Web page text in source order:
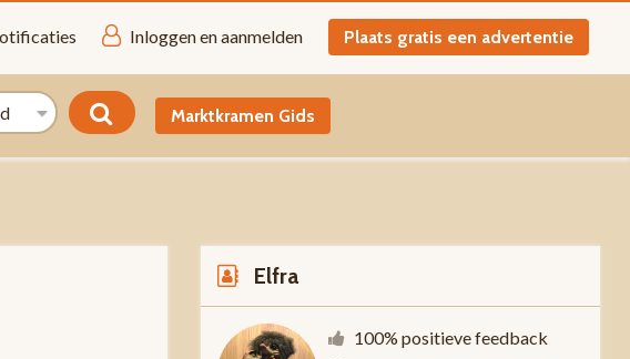
Inloggen en aanmelden Plaats gratis een advertentie
Marktkramen Gids
Elfra
100% positieve feedback